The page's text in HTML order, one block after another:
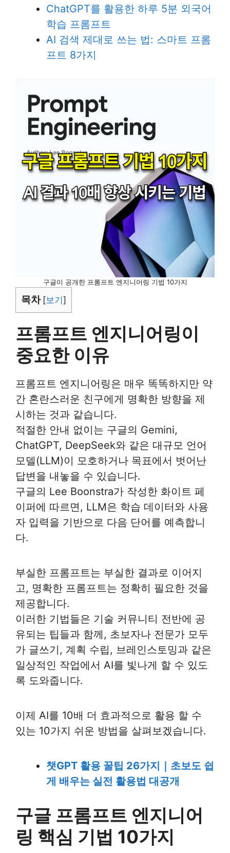
ChatGPT를 활용한 하루 5분 외국어
학습 프롬프트
AI 검색 제대로 쓰는 법: 스마트 프롬
프트 8가지
구글이 공개한 프롬프트 엔지니어링 기법 10가지
목차 [보기]
프롬프트 엔지니어링이
중요한 이유
프롬프트 엔지니어링은 매우 똑똑하지만 약
간 혼란스러운 친구에게 명확한 방향을 제
시하는 것과 같습니다.
적절한 안내 없이는 구글의 Gemini,
ChatGPT, DeepSeek와 같은 대규모 언어
모델(LLM)이 모호하거나 목표에서 벗어난
답변을 내놓을 수 있습니다.
구글의 Lee Boonstra가 작성한 화이트 페
이퍼에 따르면, LLM은 학습 데이터와 사용
자 입력을 기반으로 다음 단어를 예측합니
다.
부실한 프롬프트는 부실한 결과로 이어지
고, 명확한 프롬프트는 정확히 필요한 것을
제공합니다.
이러한 기법들은 기술 커뮤니티 전반에 공
유되는 팁들과 함께, 초보자나 전문가 모두
가 글쓰기, 계획 수립, 브레인스토밍과 같은
일상적인 작업에서 AI를 빛나게 할 수 있도
록 도와줍니다.
이제 AI를 10배 더 효과적으로 활용 할 수
있는 10가지 쉬운 방법을 살펴보겠습니다.
챗GPT 활용 꿀팁 26가지｜초보도 쉽
게 배우는 실전 활용법 대공개
구글 프롬프트 엔지니어
링 핵심 기법 10가지